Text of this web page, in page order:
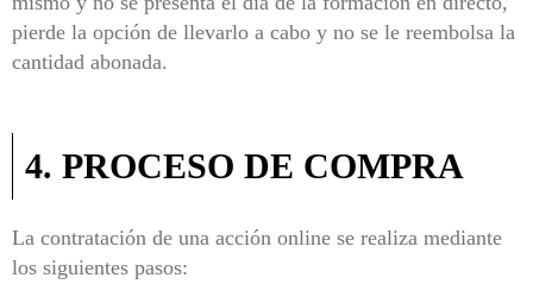
pierde la opción de llevarlo a cabo y no se le reembolsa la
cantidad abonada.
4. PROCESO DE COMPRA
La contratación de una acción online se realiza mediante
los siguientes pasos: